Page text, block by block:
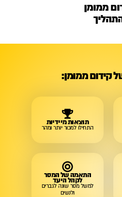
ממומן
קידום ממומן:
תוצאות מיידיות
התחילו למכור יותר ומהר
התאמה של המסר
לקהל היעד
למשל מסר שונה לגברים
ולנשים